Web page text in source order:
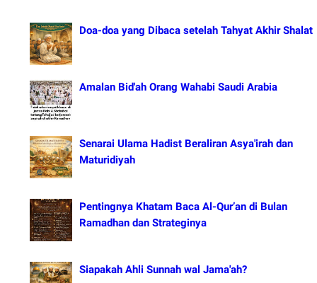
Doa-doa yang Dibaca setelah Tahyat Akhir Shalat
Amalan Bid'ah Orang Wahabi Saudi Arabia
Senarai Ulama Hadist Beraliran Asya'irah dan
Maturidiyah
Pentingnya Khatam Baca Al-Qur’an di Bulan
Ramadhan dan Strateginya
Siapakah Ahli Sunnah wal Jama'ah?